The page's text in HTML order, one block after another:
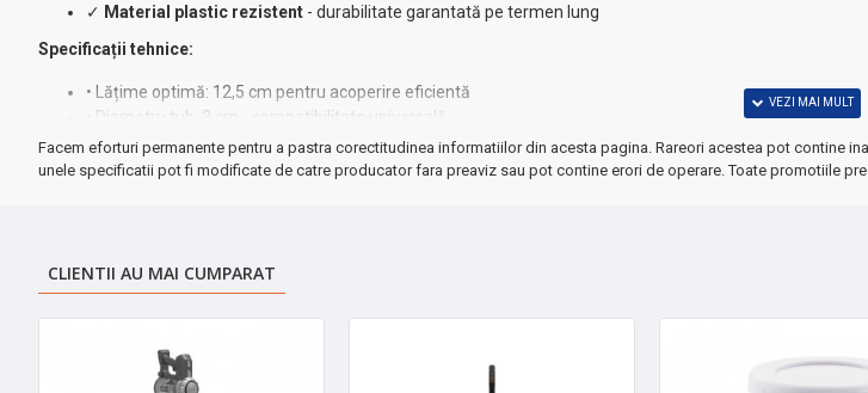
✓ Material plastic rezistent - durabilitate garantată pe termen lung
Specificații tehnice:
• Lățime optimă: 12,5 cm pentru acoperire eficientă
• Diametru tub: 3 cm - compatibilitate universală
• Material: plastic de înaltă calitate
• Culoare: gri elegant
Facem eforturi permanente pentru a pastra corectitudinea informatiilor din acesta pagina. Rareori acestea pot contine
unele specificatii pot fi modificate de catre producator fara preaviz sau pot contine erori de operare. Toate promotiile
CLIENTII AU MAI CUMPARAT